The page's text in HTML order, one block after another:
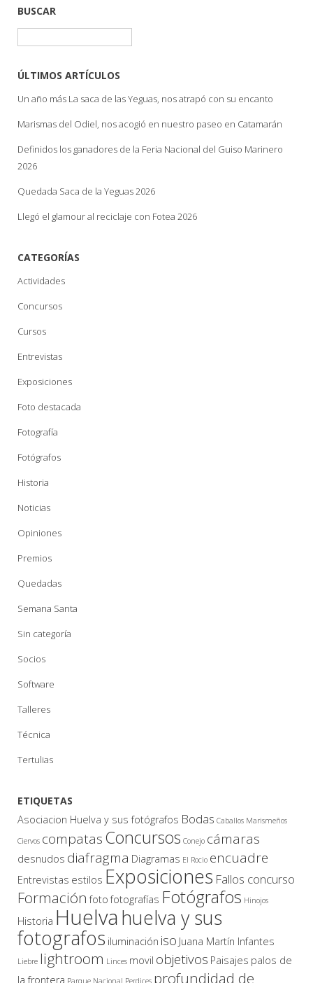
BUSCAR
ÚLTIMOS ARTÍCULOS
Un año más La saca de las Yeguas, nos atrapó con su encanto
Marismas del Odiel, nos acogió en nuestro paseo en Catamarán
Definidos los ganadores de la Feria Nacional del Guiso Marinero
2026
Quedada Saca de la Yeguas 2026
Llegó el glamour al reciclaje con Fotea 2026
CATEGORÍAS
Actividades
Concursos
Cursos
Entrevistas
Exposiciones
Foto destacada
Fotografía
Fotógrafos
Historia
Noticias
Opiniones
Premios
Quedadas
Semana Santa
Sin categoría
Socios
Software
Talleres
Técnica
Tertulias
ETIQUETAS
Asociacion Huelva y sus fotógrafos Bodas Caballos Marismeños
Ciervos compatasConcursos Conejo cámaras
desnudos diafragma Diagramas El Rocio encuadre
Entrevistas estilos Exposiciones Fallos concurso
Formación foto fotografías Fotógrafos Hinojos
Historia Huelvahuelva y sus
fotografos iluminación iso Juana Martín Infantes
Liebre lightroom Linces movil objetivos Paisajes palos de
la frontera
profundidad de